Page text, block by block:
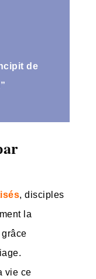
de
, disciples
la
vie ce